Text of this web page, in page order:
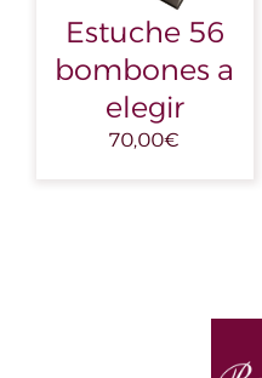
Estuche 56
bombones a
elegir
70,00€